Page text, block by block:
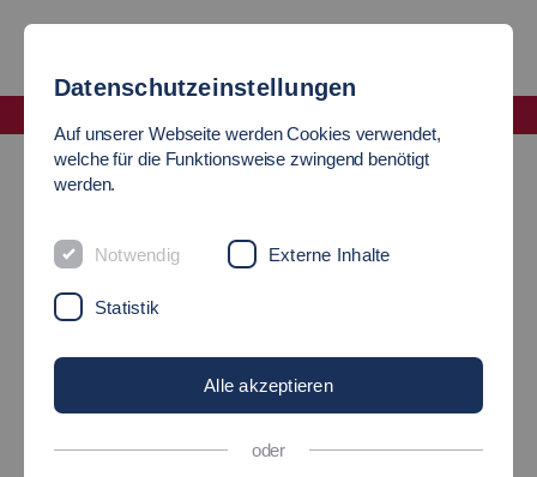
Smart Factory Testumgebung (SFT)
SMART FACTORY
TESTUMGEBUNG (SFT)
Datenschutzeinstellungen
Auf unserer Webseite werden Cookies verwendet,
welche für die Funktionsweise zwingend benötigt
werden.
Notwendig Externe Inhalte
Statistik
Alle akzeptieren
oder